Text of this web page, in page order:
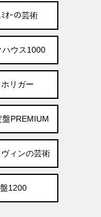
ｵｰの芸術
ハウス1000
リガー
盤PREMIUM
ィンの芸術
1200